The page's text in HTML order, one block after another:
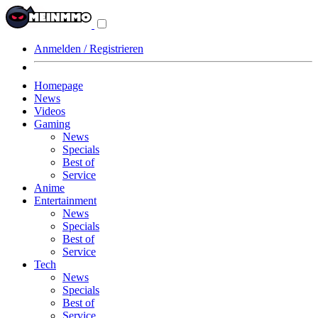
Anmelden / Registrieren
Homepage
News
Videos
Gaming
News
Specials
Best of
Service
Anime
Entertainment
News
Specials
Best of
Service
Tech
News
Specials
Best of
Service